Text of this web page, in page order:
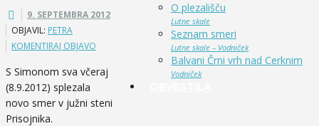
O plezališču
Lutne skale
Seznam smeri
Lutne skale – Vodniček
Balvani Črni vrh nad Cerknim
Vodniček
9. SEPTEMBRA 2012
OBJAVIL: PETRA
KOMENTIRAJ OBJAVO
S Simonom sva včeraj
(8.9.2012) splezala
novo smer v južni steni
Prisojnika.